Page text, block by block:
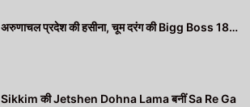
अरुणाचल प्रदेश की हसीना, चूम दरंग की Bigg Boss 18…
Sikkim की Jetshen Dohna Lama बनीं Sa Re Ga